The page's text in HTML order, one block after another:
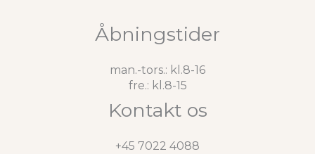
Åbningstider
man.-tors.: kl.8-16
fre.: kl.8-15
Kontakt os
+45 7022 4088